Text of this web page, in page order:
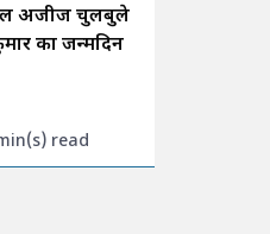
अजीज चुलबुले
का जन्मदिन
read